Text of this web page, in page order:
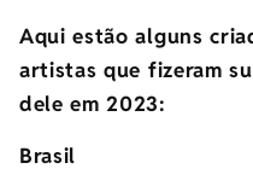
Aqui estão alguns
artistas que fizeram
dele em 2023:
Brasil